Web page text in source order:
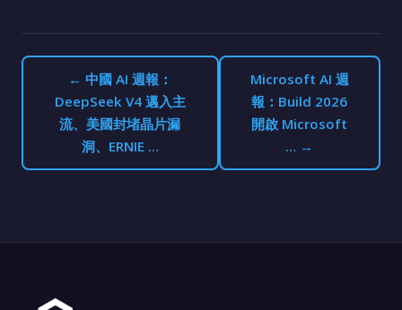
← 中國 AI 週報：
DeepSeek V4 邁入主
流、美國封堵晶片漏
洞、ERNIE …
Microsoft AI 週
報：Build 2026
開啟 Microsoft
… →